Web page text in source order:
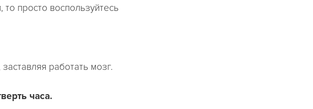
просто воспользуйтесь
работать мозг.
часа.